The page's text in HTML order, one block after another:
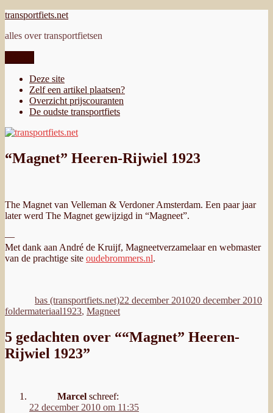
Ga
de
transportfiets.net
alles over transportfietsen
Deze site
Zelf een artikel plaatsen?
Overzicht prijscouranten
De oudste transportfiets
“Magnet” Heeren-Rijwiel 1923
The Magnet van Velleman & Verdoner Amsterdam. Een paar jaar
later werd The Magnet gewijzigd in “Magneet”.
—
Met dank aan André de Kruijf, Magneetverzamelaar en webmaster
van de prachtige site oudebrommers.nl.
bas (transportfiets.net)22 december 201020 december 2010
foldermateriaalTags
1923, Magneet
5 gedachten over ““Magnet” Heeren-
Rijwiel 1923”
Marcel schreef:
22 december 2010 om 11:35